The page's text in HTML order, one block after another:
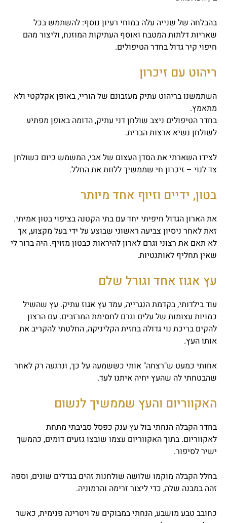
בהבלחה של שנייה עלה במוחי רעיון נוסף: להשתמש בכל
שאריות דלתות המטבח ואוסף העתיקות המוזנח, וליצור מהם
חיפוי קיר גדול בחדר הטיפולים.
ריהוט עם זיכרון
השתמשנו בריהוט עתיק מעזבונם של הוריי, באופן אקלקטי ולא
מתאמץ.
בחדר הטיפולים ניצב שולחן דני עתיק, הדומה באופן מפתיע
לשולחן נשיא ארצות הברית.
לצידו השארתי את הסדן העצום של אבי, המשמש כיום כשולחן
צד לנוי – זיכרון חי שממשיך ללוות את החלל.
בטון, ידיים וזיוף אחד מיותר
את הארון הגדול חיפיתי יחד עם בתי הקטנה בציפוי בטון אמיתי.
זאת לאחר ניסיון צביעה ראשוני שבוצע על ידי בעל מקצוע, אך
לא תאם את רצוני וגרם לארון להיראות כבטון מזויף. היה ברור לי
שאין תחליף לאותנטיות.
עץ אגוז אחד וגורל שלם
עוד בילדותי, בקדמת הנגרייה, עמד עץ אגוז עתיק. עץ שהשיל
כמויות עצומות של עלים וגרם לחסימת המרזבים. עם הרצון
להקים בריכת נוי גדולה בחזית הקליניקה, החלטתי להקריב את
אותו העץ.
אחותי כמעט ש"רצחה" אותי כששמעה על כך, ונרגעה רק לאחר
שהבטחתי לה שהעץ יחיה איתנו לעד.
האקווריום והעץ שממשיך לנשום
בחדר הקבלה הנחתי בול עץ ענק כפסל סביבתי מתחת
לאקווריום. בתוך האקווריום עצמו שובצו גזעים דומים, כהמשך
ישיר לסיפור.
בחלל הקבלה מוקמו שלושה שולחנות זהים בגדלים שונים, וספה
זהה במבנה שלה, כדי ליצור זרימה והרמוניה.
כחובב טבע מושבע, הנחתי במבוקים על ויטרינה פנימית, כאשר